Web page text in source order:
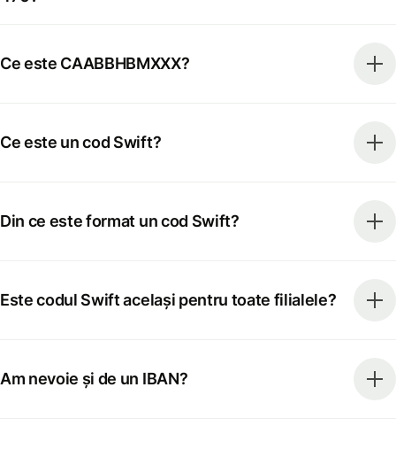
Ce este CAABBHBMXXX?
Ce este un cod Swift?
Din ce este format un cod Swift?
Este codul Swift același pentru toate filialele?
Am nevoie și de un IBAN?